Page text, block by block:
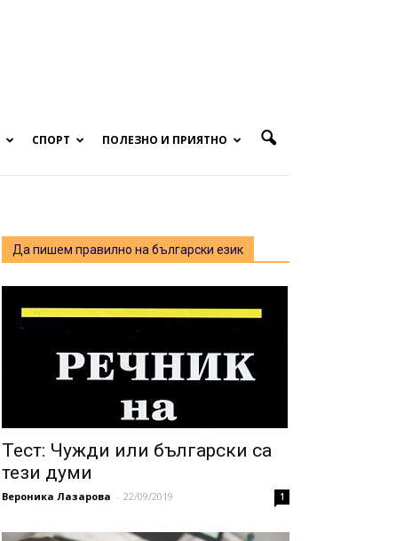
СПОРТ ПОЛЕЗНО И ПРИЯТНО
Да пишем правилно на български език
Тест: Чужди или български са
тези думи
Вероника Лазарова - 22/09/2019 1